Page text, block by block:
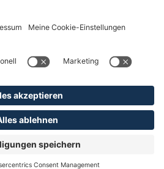
Exporo AG 2026
AGB
Datenschutz
Disclaimer
Pflichtangaben
& Hinweisgebersystem